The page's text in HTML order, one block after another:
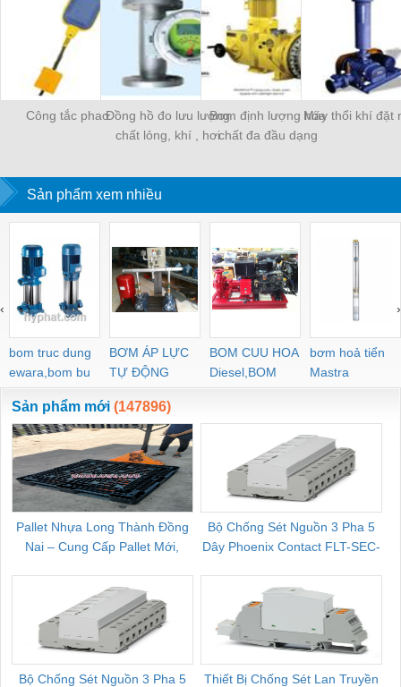
Công tắc phaoĐồng hồ đo lưu lượng
chất lỏng, khí , hơi
Bơm định lượng hóa
chất đa đầu dạng
Máy thổi khí đặt
Sản phẩm xem nhiều
bom truc dung
ewara,bom bu
ewara
BƠM ÁP LỰC
TỰ ĐỘNG
BOM CUU HOA
Diesel,BOM
CHUA CHAY
bơm hoả tiển
Mastra
‹ ›
Sản phẩm mới (147896)
Pallet Nhựa Long Thành Đồng
Nai – Cung Cấp Pallet Mới,
Bộ Chống Sét Nguồn 3 Pha 5
Dây Phoenix Contact FLT-SEC-
Bộ Chống Sét Nguồn 3 Pha 5
Thiết Bị Chống Sét Lan Truyền